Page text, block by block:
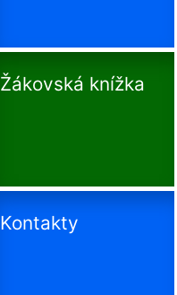
Žákovská knížka
Kontakty